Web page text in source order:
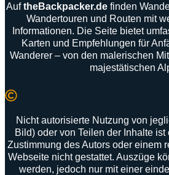
Auf theBackpacker.de finden
Wandertouren und Routen mit
Informationen. Die Seite bietet
Karten und Empfehlungen für
Wanderer – von den malerischen
majestätischen
Nicht autorisierte Nutzung von
Bild) oder von Teilen der Inhalte
Zustimmung des Autors oder einem
Webseite nicht gestattet. Auszüge
werden, jedoch nur mit einer